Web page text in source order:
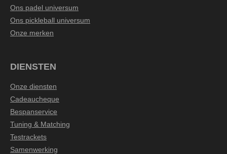
Ons padel universum
Ons pickleball universum
Onze merken
DIENSTEN
Onze diensten
Cadeaucheque
Bespanservice
Tuning & Matching
Testrackets
Samenwerking